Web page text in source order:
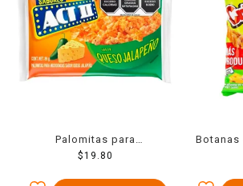
Palomitas para
microondas ACT II sabor
$19.80
Botanas